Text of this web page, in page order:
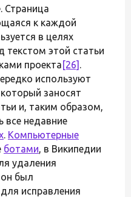
Страница
к каждой
в целях
текстом этой статьи
проекта [26] .
используют
заносят
и, таким образом,
все недавние
. Компьютерные
ботами, в Википедии
удаления
он был
исправления